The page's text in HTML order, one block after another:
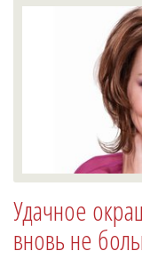
Удачное
вновь не